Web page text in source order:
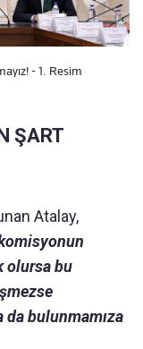
- 1. Resim
ŞART
Atalay,
olursa bu
bulunmamıza